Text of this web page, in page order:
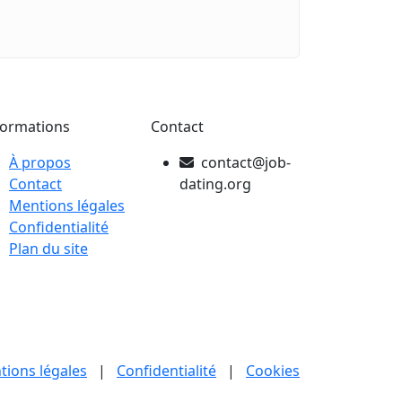
À propos
Contact
Mentions légales
Confidentialité
Plan du site
Contact
contact@job-
dating.org
légales | Confidentialité | Cookies